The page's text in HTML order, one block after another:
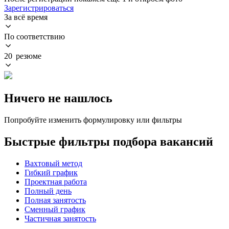
Зарегистрироваться
За всё время
По соответствию
20 резюме
Ничего не нашлось
Попробуйте изменить формулировку или фильтры
Быстрые фильтры подбора вакансий
Вахтовый метод
Гибкий график
Проектная работа
Полный день
Полная занятость
Сменный график
Частичная занятость